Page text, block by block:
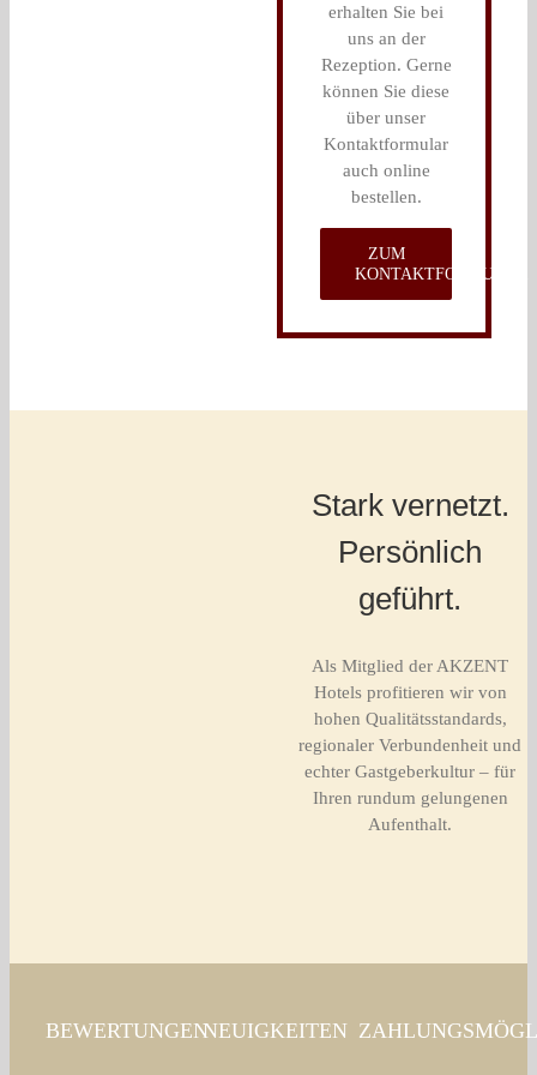
erhalten Sie bei
uns an der
Rezeption. Gerne
können Sie diese
über unser
Kontaktformular
auch online
bestellen.
ZUM
KONTAKTFORMULAR
Stark vernetzt.
Persönlich
geführt.
Als Mitglied der AKZENT
Hotels profitieren wir von
hohen Qualitätsstandards,
regionaler Verbundenheit und
echter Gastgeberkultur – für
Ihren rundum gelungenen
Aufenthalt.
BEWERTUNGENNEUIGKEITEN